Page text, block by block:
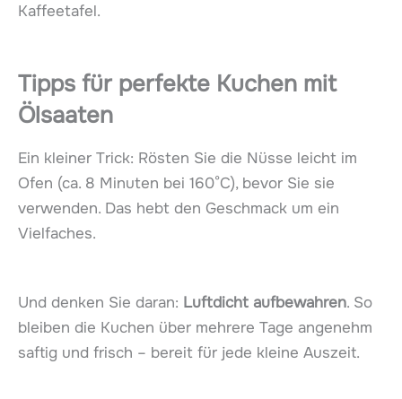
Kaffeetafel.
Tipps für perfekte Kuchen mit
Ölsaaten
Ein kleiner Trick: Rösten Sie die Nüsse leicht im
Ofen (ca. 8 Minuten bei 160°C), bevor Sie sie
verwenden. Das hebt den Geschmack um ein
Vielfaches.
Und denken Sie daran: Luftdicht aufbewahren. So
bleiben die Kuchen über mehrere Tage angenehm
saftig und frisch – bereit für jede kleine Auszeit.